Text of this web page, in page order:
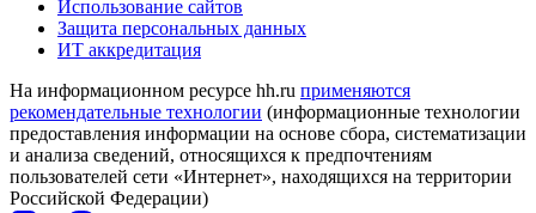
Использование сайтов
Защита персональных данных
ИТ аккредитация
На информационном ресурсе hh.ru применяются
рекомендательные технологии (информационные технологии
предоставления информации на основе сбора, систематизации
и анализа сведений, относящихся к предпочтениям
пользователей сети «Интернет», находящихся на территории
Российской Федерации)